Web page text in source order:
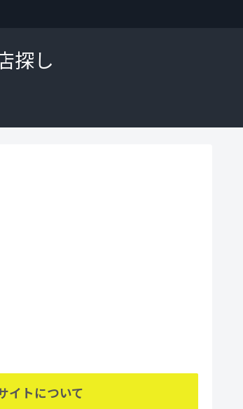
探し
イトについて